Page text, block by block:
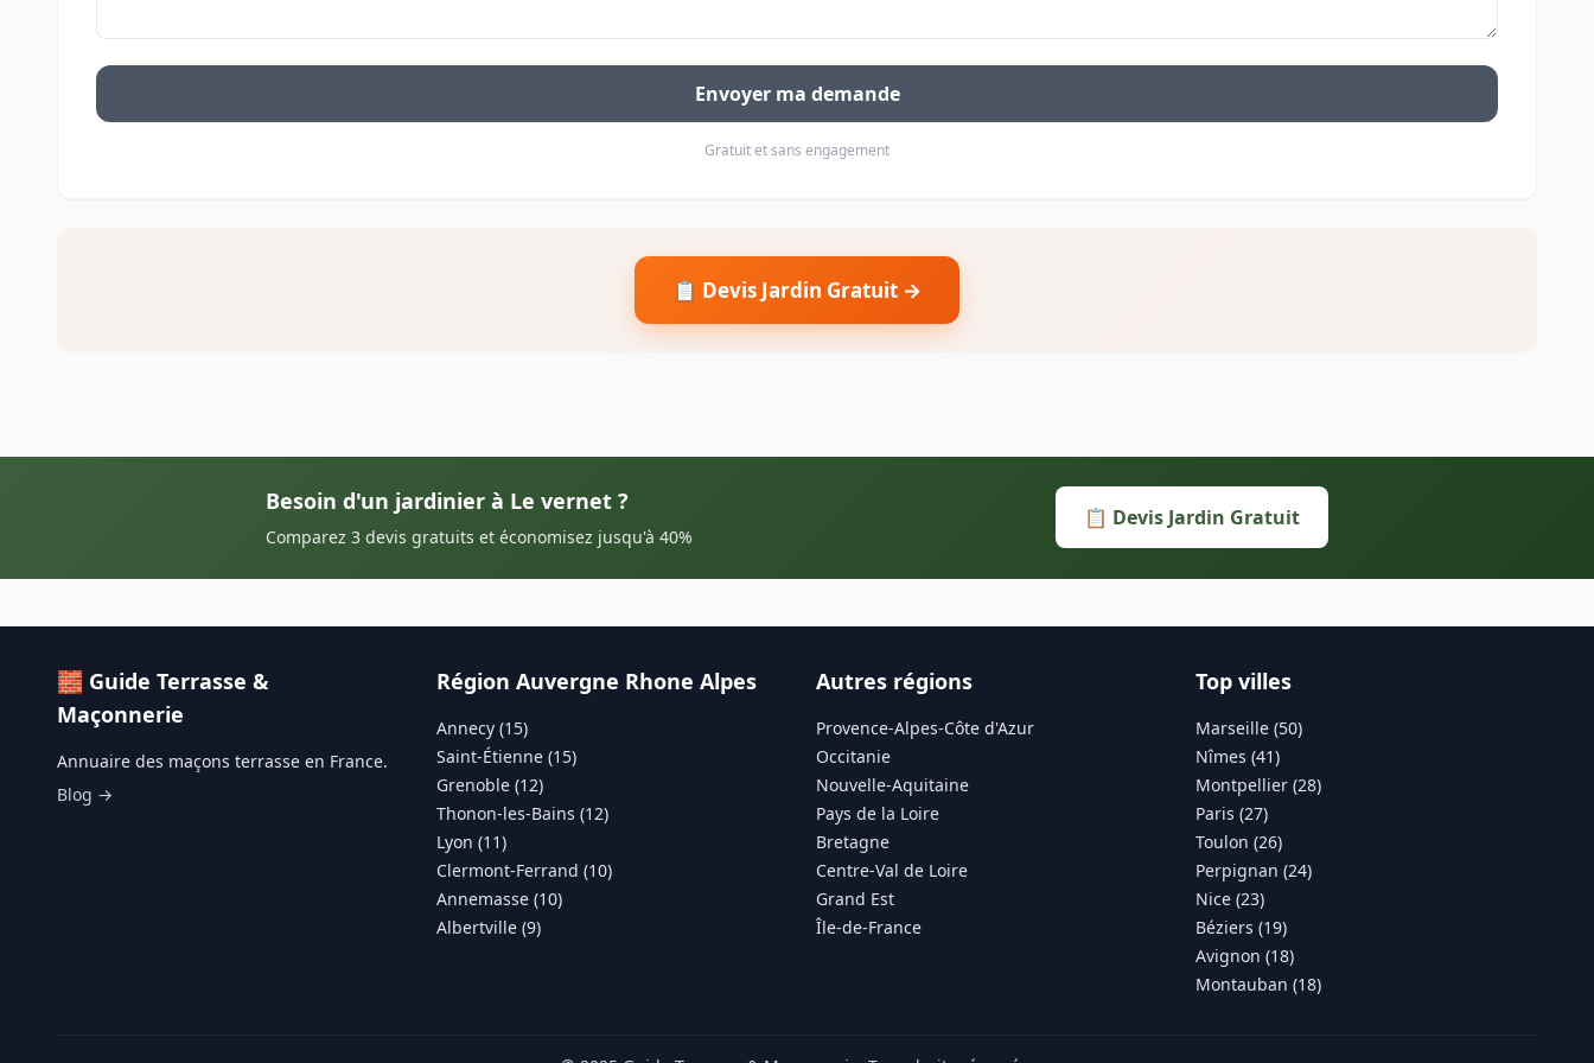
Envoyer ma demande
Gratuit et sans engagement
📋 Devis Jardin Gratuit →
Besoin d'un jardinier à Le vernet ?
Comparez 3 devis gratuits et économisez jusqu'à 40%
📋 Devis Jardin Gratuit
🧱 Guide Terrasse &
Maçonnerie
Annuaire des maçons terrasse en France.
Blog →
Région Auvergne Rhone Alpes
Annecy (15)
Saint-Étienne (15)
Grenoble (12)
Thonon-les-Bains (12)
Lyon (11)
Clermont-Ferrand (10)
Annemasse (10)
Albertville (9)
Autres régions
Provence-Alpes-Côte d'Azur
Occitanie
Nouvelle-Aquitaine
Pays de la Loire
Bretagne
Centre-Val de Loire
Grand Est
Île-de-France
Top villes
Marseille (50)
Nîmes (41)
Montpellier (28)
Paris (27)
Toulon (26)
Perpignan (24)
Nice (23)
Béziers (19)
Avignon (18)
Montauban (18)